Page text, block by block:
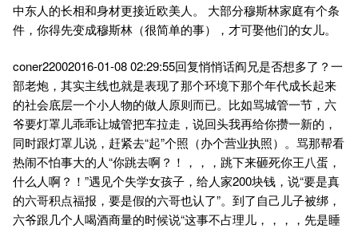
中东人的长相和身材更接近欧美人。 大部分穆斯林家庭有个条
件，你得先变成穆斯林（很简单的事），才可娶他们的女儿。
coner22002016-01-08 02:29:55回复悄悄话阎兄是否想多了？一
部老炮，其实主线也就是表现了那个环境下那个年代成长起来
的社会底层一个小人物的做人原则而已。比如骂城管一节，六
爷要灯罩儿乖乖让城管把车拉走，说回头我再给你攒一新的，
同时跟灯罩儿说，赶紧去“起”个照（办个营业执照）。骂那帮看
热闹不怕事大的人“你跳去啊？！，，，跳下来砸死你王八蛋，
什么人啊？！”遇见个失学女孩子，给人家200块钱，说“要是真
的六哥积点福报，要是假的六哥也认了”。到了自己儿子被绑，
六爷跟几个人喝酒商量的时候说“这事不占理儿，，，，先是睡